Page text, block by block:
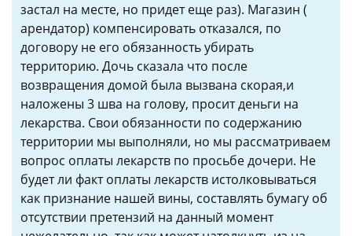
застал на месте, но придет еще раз). Магазин (
арендатор) компенсировать отказался, по
договору не его обязанность убирать
территорию. Дочь сказала что после
возвращения домой была вызвана скорая,и
наложены 3 шва на голову, просит деньги на
лекарства. Свои обязанности по содержанию
территории мы выполняли, но мы рассматриваем
вопрос оплаты лекарств по просьбе дочери. Не
будет ли факт оплаты лекарств истолковываться
как признание нашей вины, составлять бумагу об
отсутствии претензий на данный момент